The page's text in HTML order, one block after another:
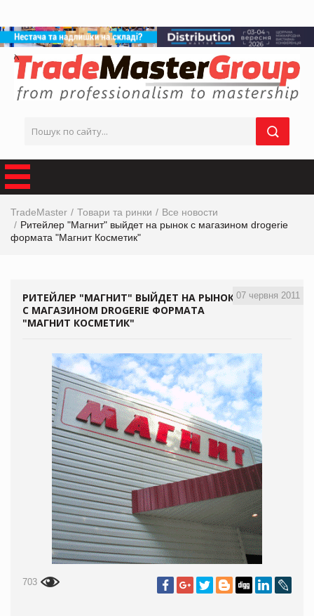
TradeMaster Товари та ринки
Все новости
Ритейлер "Магнит" выйдет на рынок с магазином drogerie
формата "Магнит Косметик"
07 червня 2011
РИТЕЙЛЕР "МАГНИТ" ВЫЙДЕТ НА РЫНОК
С МАГАЗИНОМ DROGERIE ФОРМАТА
"МАГНИТ КОСМЕТИК"
703